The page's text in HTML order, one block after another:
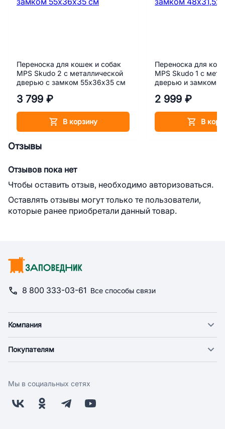
Переноска для кошек и собак
MPS Skudo 2 с металлической
дверью с замком 55х36х35 см
3 799 ₽
В корзину
Переноска для
MPS Skudo 1 с
дверью и замком
2 999 ₽
В
Отзывы
Отзывов пока нет
Чтобы оставить отзыв, необходимо авторизоваться.
Оставлять отзывы могут только те пользователи,
которые ранее приобретали данный товар.
8 800 333-03-61 Все способы связи
Компания
Новости
Поставщикам
Заводчикам
Покупателям
Оплата
Бонусная программа
Мы в социальных сетях